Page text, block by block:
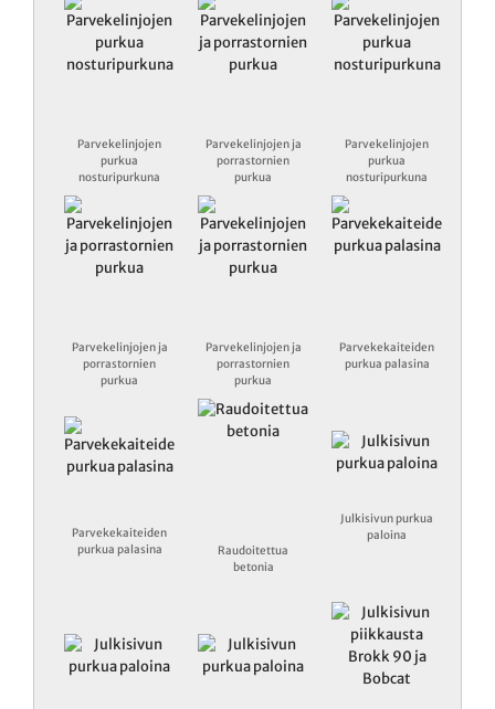
Parvekelinjojen
purkua
nosturipurkuna
Parvekelinjojen ja
porrastornien
purkua
Parvekelinjojen
purkua
nosturipurkuna
Parvekelinjojen ja
porrastornien
purkua
Parvekelinjojen ja
porrastornien
purkua
Parvekekaiteiden
purkua palasina
Parvekekaiteiden
purkua palasina
Raudoitettua
betonia
Julkisivun purkua
paloina